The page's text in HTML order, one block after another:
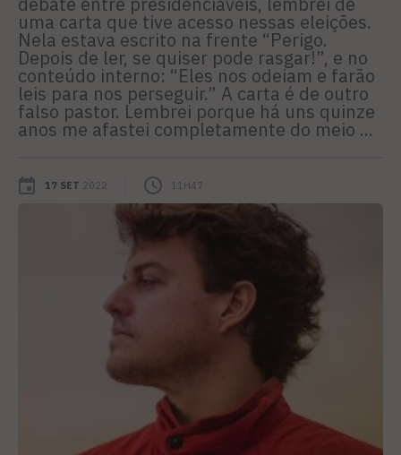
uma carta que tive acesso nessas eleições.
Nela estava escrito na frente “Perigo.
Depois de ler, se quiser pode rasgar!”, e no
conteúdo interno: “Eles nos odeiam e farão
leis para nos perseguir.” A carta é de outro
falso pastor. Lembrei porque há uns quinze
anos me afastei completamente do meio ...
17 SET 2022 11H47